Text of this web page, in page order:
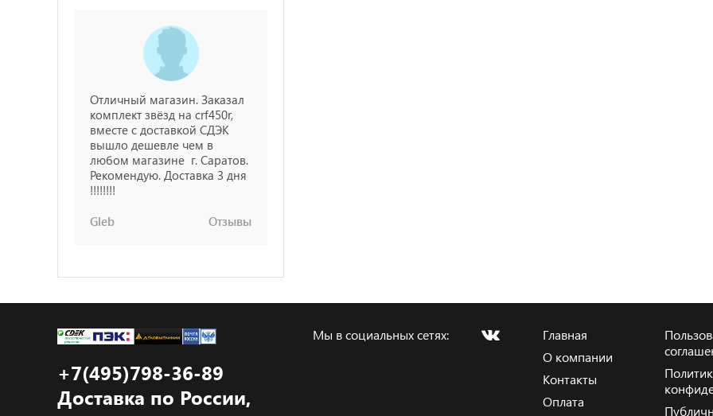
Отличный магазин. Заказал
комплект звёзд на crf450r,
вместе с доставкой СДЭК
вышло дешевле чем в
любом магазине г. Саратов.
Рекомендую. Доставка 3 дня
!!!!!!!!
Gleb
Отзывы
+7(495)798-36-89
Доставка по России,
Мы в социальных сетях:
Главная
О компании
Контакты
Оплата